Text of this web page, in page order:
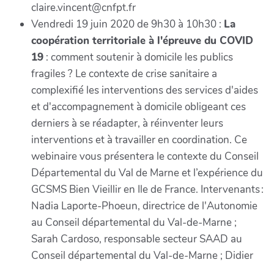
claire.vincent@cnfpt.fr
Vendredi 19 juin 2020 de 9h30 à 10h30 : La
coopération territoriale à l'épreuve du COVID
19 : comment soutenir à domicile les publics
fragiles ? Le contexte de crise sanitaire a
complexifié les interventions des services d'aides
et d'accompagnement à domicile obligeant ces
derniers à se réadapter, à réinventer leurs
interventions et à travailler en coordination. Ce
webinaire vous présentera le contexte du Conseil
Départemental du Val de Marne et l’expérience du
GCSMS Bien Vieillir en Ile de France. Intervenants :
Nadia Laporte-Phoeun, directrice de l'Autonomie
au Conseil départemental du Val-de-Marne ;
Sarah Cardoso, responsable secteur SAAD au
Conseil départemental du Val-de-Marne ; Didier